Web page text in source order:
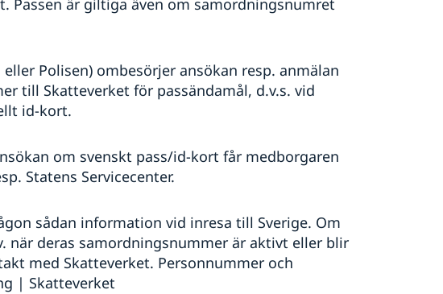
Passen är giltiga även om samordningsnumret
Polisen) ombesörjer ansökan resp. anmälan
till Skatteverket för passändamål, d.v.s. vid
id-kort.
om svenskt pass/id-kort får medborgaren
Statens Servicecenter.
sådan information vid inresa till Sverige. Om
när deras samordningsnummer är aktivt eller blir
med Skatteverket. Personnummer och
| Skatteverket